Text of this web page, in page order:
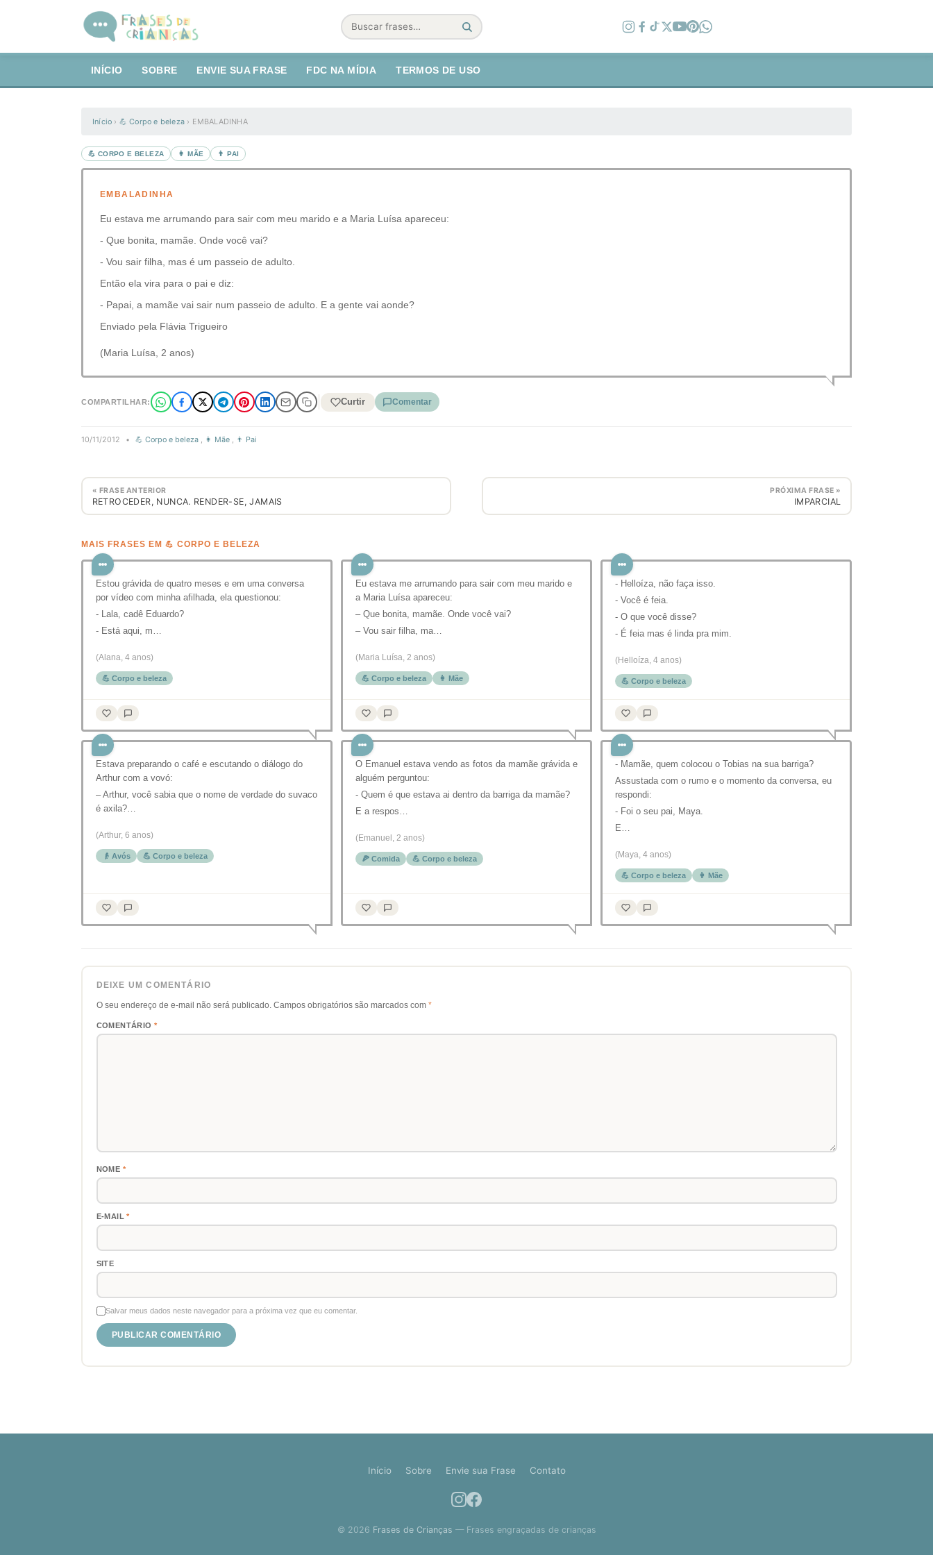
Buscar
INÍCIO SOBRE ENVIE SUA FRASE FDC NA MÍDIA TERMOS DE USO
Início › 💪 Corpo e beleza › EMBALADINHA
💪 CORPO E BELEZA 👩 MÃE 👨 PAI
EMBALADINHA
Eu estava me arrumando para sair com meu marido e a Maria Luísa apareceu:
- Que bonita, mamãe. Onde você vai?
- Vou sair filha, mas é um passeio de adulto.
Então ela vira para o pai e diz:
- Papai, a mamãe vai sair num passeio de adulto. E a gente vai aonde?
Enviado pela Flávia Trigueiro
(Maria Luísa, 2 anos)
COMPARTILHAR: Curtir Comentar
10/11/2012 • 💪 Corpo e beleza , 👩 Mãe , 👨 Pai
« FRASE ANTERIOR
RETROCEDER, NUNCA. RENDER-SE, JAMAIS
PRÓXIMA FRASE »
IMPARCIAL
MAIS FRASES EM 💪 CORPO E BELEZA
Estou grávida de quatro meses e em uma conversa
por vídeo com minha afilhada, ela questionou:
- Lala, cadê Eduardo?
- Está aqui, m…
(Alana, 4 anos)
💪 Corpo e beleza
Eu estava me arrumando para sair com meu marido e
a Maria Luísa apareceu:
– Que bonita, mamãe. Onde você vai?
– Vou sair filha, ma…
(Maria Luísa, 2 anos)
💪 Corpo e beleza 👩 Mãe
- Helloíza, não faça isso.
- Você é feia.
- O que você disse?
- É feia mas é linda pra mim.
(Helloíza, 4 anos)
💪 Corpo e beleza
Estava preparando o café e escutando o diálogo do
Arthur com a vovó:
– Arthur, você sabia que o nome de verdade do suvaco
é axila?…
(Arthur, 6 anos)
👴 Avós 💪 Corpo e beleza
O Emanuel estava vendo as fotos da mamãe grávida e
alguém perguntou:
- Quem é que estava ai dentro da barriga da mamãe?
E a respos…
(Emanuel, 2 anos)
🍕 Comida 💪 Corpo e beleza
- Mamãe, quem colocou o Tobias na sua barriga?
Assustada com o rumo e o momento da conversa, eu
respondi:
- Foi o seu pai, Maya.
E…
(Maya, 4 anos)
💪 Corpo e beleza 👩 Mãe
DEIXE UM COMENTÁRIO
O seu endereço de e-mail não será publicado. Campos obrigatórios são marcados com *
COMENTÁRIO *
NOME *
E-MAIL*
SITE
Salvar meus dados neste navegador para a próxima vez que eu comentar.
Início Sobre Envie sua Frase Contato
© 2026 Frases de Crianças — Frases engraçadas de crianças